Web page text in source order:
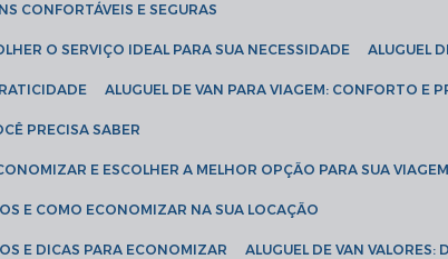
CONFORTÁVEIS E SEGURAS
O SERVIÇO IDEAL PARA SUA NECESSIDADE ALUGUEL
ALUGUEL DE VAN PARA VIAGEM: CONFORTO E
PRECISA SABER
E ESCOLHER A MELHOR OPÇÃO PARA SUA VIAGEM
E COMO ECONOMIZAR NA SUA LOCAÇÃO
E DICAS PARA ECONOMIZAR ALUGUEL DE VAN